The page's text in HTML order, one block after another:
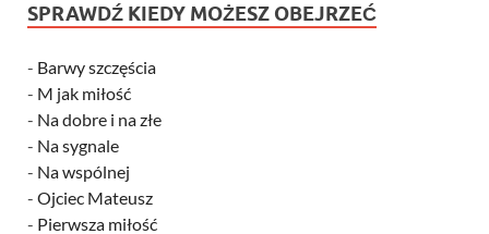
SPRAWDŹ KIEDY MOŻESZ OBEJRZEĆ
- Barwy szczęścia
- M jak miłość
- Na dobre i na złe
- Na sygnale
- Na wspólnej
- Ojciec Mateusz
- Pierwsza miłość